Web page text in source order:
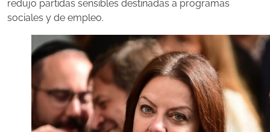
redujo partidas sensibles destinadas a programas
sociales y de empleo.